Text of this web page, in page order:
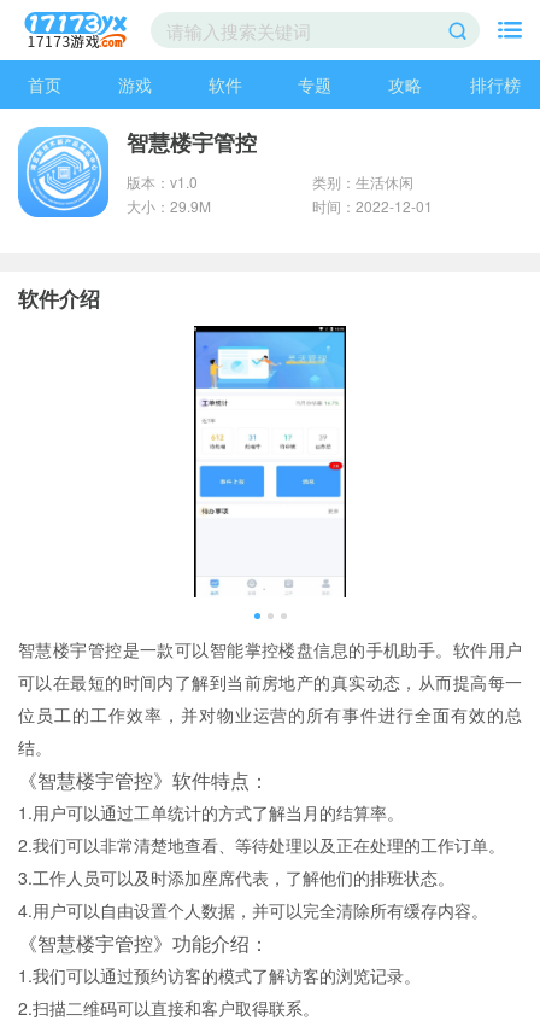
首页 游戏 软件 专题 攻略 排行榜
智慧楼宇管控
版本：v1.0
类别：生活休闲
大小：29.9M
时间：2022-12-01
软件介绍
智慧楼宇管控是一款可以智能掌控楼盘信息的手机助手。软件用户
可以在最短的时间内了解到当前房地产的真实动态，从而提高每一
位员工的工作效率，并对物业运营的所有事件进行全面有效的总
结。
《智慧楼宇管控》软件特点：
1.用户可以通过工单统计的方式了解当月的结算率。
2.我们可以非常清楚地查看、等待处理以及正在处理的工作订单。
3.工作人员可以及时添加座席代表，了解他们的排班状态。
4.用户可以自由设置个人数据，并可以完全清除所有缓存内容。
《智慧楼宇管控》功能介绍：
1.我们可以通过预约访客的模式了解访客的浏览记录。
2.扫描二维码可以直接和客户取得联系。